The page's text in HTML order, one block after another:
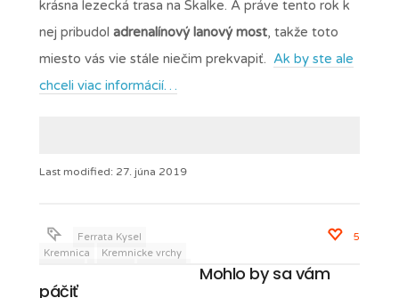
krásna lezecká trasa na Skalke. A práve tento rok k
nej pribudol adrenalínový lanový most, takže toto
miesto vás vie stále niečim prekvapiť. Ak by ste ale
chceli viac informácií…
Last modified: 27. júna 2019
Ferrata Kysel
Kremnica
Kremnicke vrchy
plesia
5
Mohlo by sa vám
páčiť